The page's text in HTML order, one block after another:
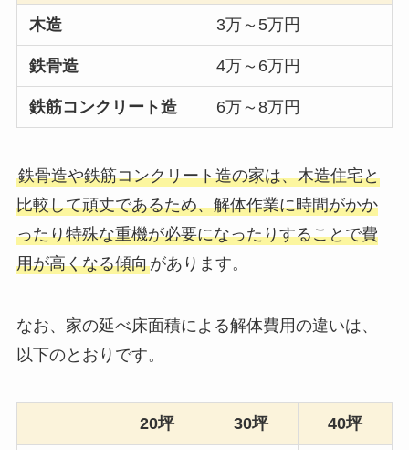
木造 3万～5万円
鉄骨造 4万～6万円
鉄筋コンクリート造 6万～8万円
鉄骨造や鉄筋コンクリート造の家は、木造住宅と
比較して頑丈であるため、解体作業に時間がかか
ったり特殊な重機が必要になったりすることで費
用が高くなる傾向があります。
なお、家の延べ床面積による解体費用の違いは、
以下のとおりです。
20坪 30坪 40坪